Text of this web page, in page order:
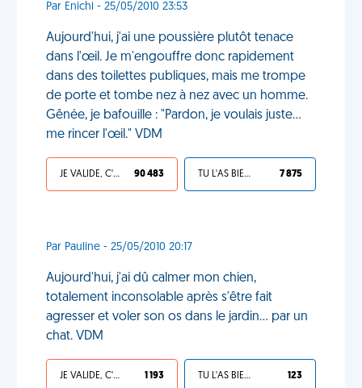
Par Enichi - 25/05/2010 23:53
Aujourd'hui, j'ai une poussière plutôt tenace
dans l'œil. Je m'engouffre donc rapidement
dans des toilettes publiques, mais me trompe
de porte et tombe nez à nez avec un homme.
Gênée, je bafouille : "Pardon, je voulais juste...
me rincer l'œil." VDM
JE VALIDE, C'EST UNE VDM 90 483 TU L'AS BIEN MÉRITÉ 7 875
Par Pauline - 25/05/2010 20:17
Aujourd'hui, j'ai dû calmer mon chien,
totalement inconsolable après s'être fait
agresser et voler son os dans le jardin... par un
chat. VDM
JE VALIDE, C'EST UNE VDM 1 193 TU L'AS BIEN MÉRITÉ 123